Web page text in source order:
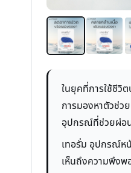
ในยุคที่การใช้ชีวิ
การมองหาตัวช่ว
อุปกรณ์ที่ช่วยผ่อ
เทอรั่ม อุปกรณ์ห
เห็นถึงความพึงพ